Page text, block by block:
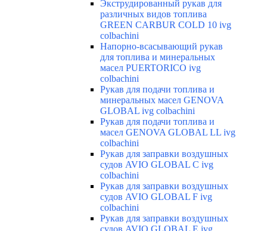
Экструдированный рукав для
различных видов топлива
GREEN CARBUR COLD 10 ivg
colbachini
Напорно-всасывающий рукав
для топлива и минеральных
масел PUERTORICO ivg
colbachini
Рукав для подачи топлива и
минеральных масел GENOVA
GLOBAL ivg colbachini
Рукав для подачи топлива и
масел GENOVA GLOBAL LL ivg
colbachini
Рукав для заправки воздушных
судов AVIO GLOBAL C ivg
colbachini
Рукав для заправки воздушных
судов AVIO GLOBAL F ivg
colbachini
Рукав для заправки воздушных